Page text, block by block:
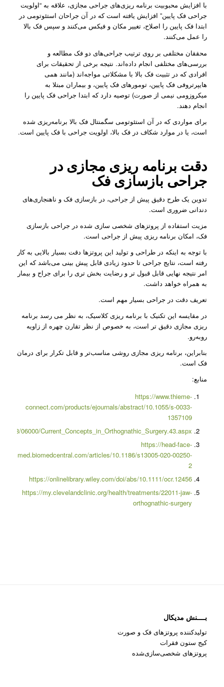
با افزایش محبوبیت برنامه ‌ریزی‌های جراحی مجازی، علاقه به “اولویت
جراحی فک پایین” افزایش یافته است که در آن جراحان استئوتومی در
ابتدا فک پایین را اصلاح، تغییر مکان و فیکس می‌‌کنند و سپس فک بالا
را عمل می‌‌کنند.
محققان مختلفی بر روی ترتیب جراحی‌های دو فک مطالعه و
بررسی‌‌های مختلفی انجام داده‌اند. نتیجه برخی از تحقیقات برای
افرادی که در تثبیت فک بالا با مشکلاتی مواجه‌اند (مانند همی
هایپرتروفی فک پایین، تومو‌رهای فک پایین، و بیماران مبتلا به
میکروزومی نیمی از صورت) توصیه دارد که ابتدا جراحی فک پایین را
انجام دهند.
برای مواردی که در آن استئوتومی سگمنتال فک بالا برنامه‌ریزی شده
است، یا در موارد شکاف در فک بالا، اولویت جراحی با فک پایین است.
دقت برنامه ریزی مجازی در
جراحی بازسازی فک
تدوین یک طرح دقیق پیش از جراحی، در بازسازی فک و ناهنجاری‌های
دندانی ضروری است.
مزیت استفاده از پروتزهای شخصی سازی شده در جراحی بازسازی
فک، امکان برنامه ریزی پیش از جراحی است.
با توجه به اینکه در طراحی و تولید این پروتزها دقت بسیار بالایی به کار
رفته است، نتایج جراحی تا حدود زیادی قابل پیش بینی می‌باشد که این
امر نتیجه نهایی قابل قبول تر و رضایت بخش تری را برای جراح و بیمار
به همراه خواهد داشت.
تعریف دقت در جراحی بسیار مهم است.
در مقایسه این تکنیک با برنامه ریزی کلاسیک، به نظر می رسد برنامه
ریزی مجازی دقیق تر است، به خصوص از نظر تقارن چهره از زاویه
روبه‌رو.
بنابراین، برنامه ریزی مجازی روشی مناسب‌تر و قابل تکرار برای درمان
فک است.
منابع:
https://www.thieme-
connect.com/products/ejournals/abstract/10.1055/s-0033-
1357109
06000/Current_Concepts_in_Orthognathic_Surgery.43.aspx
https://head-face-
med.biomedcentral.com/articles/10.1186/s13005-020-00250-
2
https://onlinelibrary.wiley.com/doi/abs/10.1111/ocr.12456
https://my.clevelandclinic.org/health/treatments/22011-jaw-
orthognathic-surgery
بــــنش مدیکال
تولیدکننده پروتزهای فک و صورت
کیج ستون فقرات
پروتزهای شخصی‌سازی‌شده